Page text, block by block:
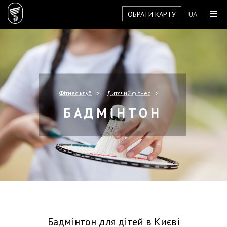
UA
ОБРАТИ КАРТУ
Фітнес клуб Дитячий фітнес
БАДМІНТОН
Бадмінтон для дітей в Києві